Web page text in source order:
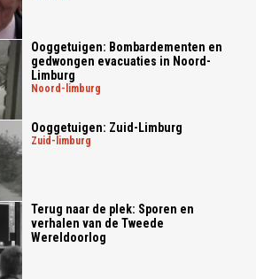
Ooggetuigen: Bombardementen en
gedwongen evacuaties in Noord-
Limburg
noord-limburg
Ooggetuigen: Zuid-Limburg
zuid-limburg
Terug naar de plek: Sporen en
verhalen van de Tweede
Wereldoorlog